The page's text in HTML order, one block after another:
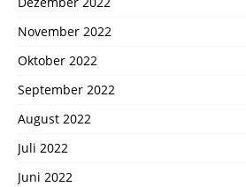
November 2022
Oktober 2022
September 2022
August 2022
Juli 2022
Juni 2022